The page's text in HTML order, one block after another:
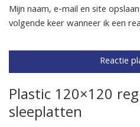
Mijn naam, e-mail en site
volgende keer wanneer ik een
Plastic 120×120
sleeplatten